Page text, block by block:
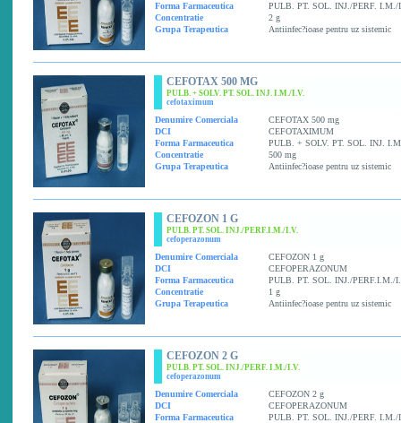
Forma Farmaceutica
PULB. PT. SOL. INJ./PERF. I.M./
Concentratie
2 g
Grupa Terapeutica
Antiinfec?ioase pentru uz sistemic
CEFOTAX 500 MG
PULB. + SOLV. PT. SOL. INJ. I.M./I.V.
cefotaximum
Denumire Comerciala
CEFOTAX 500 mg
DCI
CEFOTAXIMUM
Forma Farmaceutica
PULB. + SOLV. PT. SOL. INJ.
Concentratie
500 mg
Grupa Terapeutica
Antiinfec?ioase pentru uz sistemic
CEFOZON 1 G
PULB. PT. SOL. INJ./PERF.I.M./I.V.
cefoperazonum
Denumire Comerciala
CEFOZON 1 g
DCI
CEFOPERAZONUM
Forma Farmaceutica
PULB. PT. SOL. INJ./PERF.I.M./
Concentratie
1 g
Grupa Terapeutica
Antiinfec?ioase pentru uz sistemic
CEFOZON 2 G
PULB. PT. SOL. INJ./PERF. I.M./I.V.
cefoperazonum
Denumire Comerciala
CEFOZON 2 g
DCI
CEFOPERAZONUM
Forma Farmaceutica
PULB. PT. SOL. INJ./PERF. I.M./